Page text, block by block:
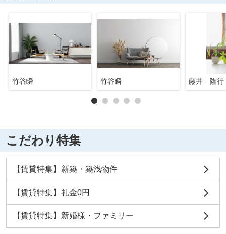
竹谷瞬 竹谷瞬 藤井 隆行
こだわり特集
【賃貸特集】新築・築浅物件
【賃貸特集】礼金0円
【賃貸特集】新婚様・ファミリー